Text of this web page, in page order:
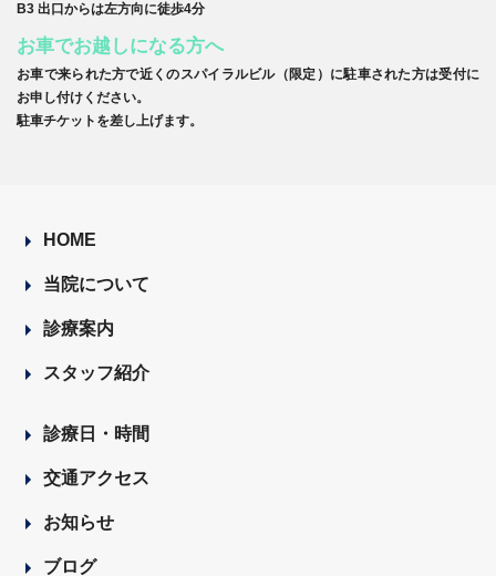
B3 出口からは左方向に徒歩4分
お車でお越しになる方へ
お車で来られた方で近くのスパイラルビル（限定）に駐車された方は受付に
お申し付けください。
駐車チケットを差し上げます。
HOME
当院について
診療案内
スタッフ紹介
診療日・時間
交通アクセス
お知らせ
ブログ